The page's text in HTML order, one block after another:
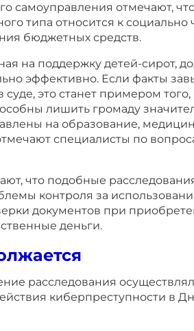
самоуправления отмечают,
типа относится к социально
бюджетных средств.
на поддержку детей-сирот,
эффективно. Если факты
это станет примером того,
лишить громаду
на образование,
специалисты по
что подобные
контроля за
документов при
деньги.
расследования
киберпреступности в